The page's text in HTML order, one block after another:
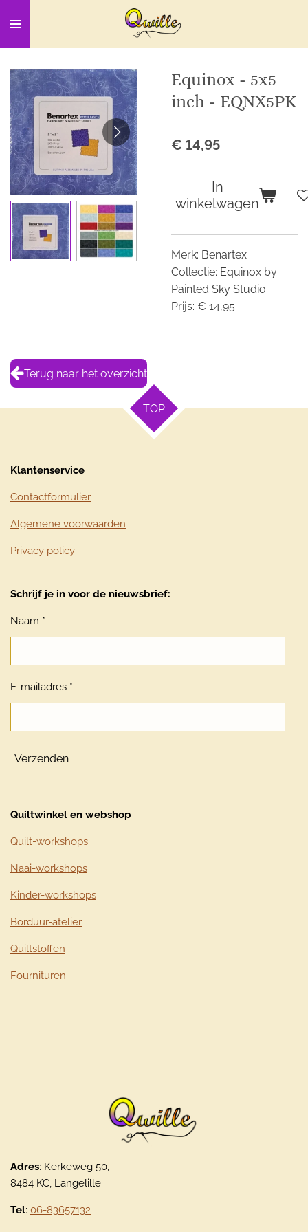
direct
naar
de
hoofdinhoud
Equinox - 5x5
inch - EQNX5PK
€ 14,95
In
winkelwagen
Merk: Benartex
Collectie: Equinox by
Painted Sky Studio
Prijs: € 14,95
Terug naar het overzicht
TOP
Klantenservice
Contactformulier
Algemene voorwaarden
Privacy policy
Schrijf je in voor de nieuwsbrief:
Naam *
E-mailadres *
Verzenden
Quiltwinkel en webshop
Quilt-workshops
Naai-workshops
Kinder-workshops
Borduur-atelier
Quiltstoffen
Fournituren
Adres: Kerkeweg 50,
8484 KC, Langelille
Tel: 06-83657132